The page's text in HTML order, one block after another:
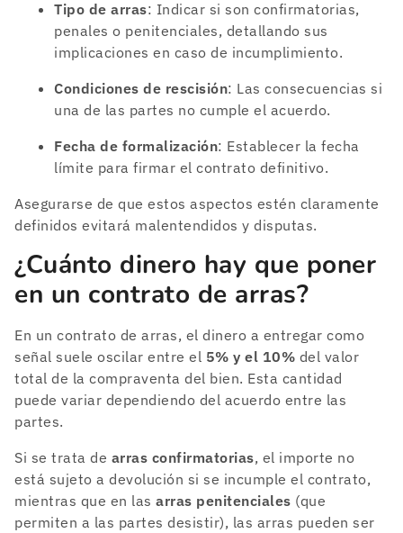
Tipo de arras: Indicar si son confirmatorias,
penales o penitenciales, detallando sus
implicaciones en caso de incumplimiento.
Condiciones de rescisión: Las consecuencias si
una de las partes no cumple el acuerdo.
Fecha de formalización: Establecer la fecha
límite para firmar el contrato definitivo.
Asegurarse de que estos aspectos estén claramente
definidos evitará malentendidos y disputas​.
¿Cuánto dinero hay que poner
en un contrato de arras?
En un contrato de arras, el dinero a entregar como
señal suele oscilar entre el 5% y el 10% del valor
total de la compraventa del bien. Esta cantidad
puede variar dependiendo del acuerdo entre las
partes.
Si se trata de arras confirmatorias, el importe no
está sujeto a devolución si se incumple el contrato,
mientras que en las arras penitenciales (que
permiten a las partes desistir), las arras pueden ser